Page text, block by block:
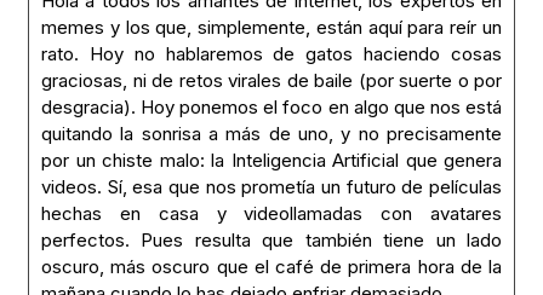
memes y los que, simplemente, están aquí para reír un
rato. Hoy no hablaremos de gatos haciendo cosas
graciosas, ni de retos virales de baile (por suerte o por
desgracia). Hoy ponemos el foco en algo que nos está
quitando la sonrisa a más de uno, y no precisamente
por un chiste malo: la Inteligencia Artificial que genera
videos. Sí, esa que nos prometía un futuro de películas
hechas en casa y videollamadas con avatares
perfectos. Pues resulta que también tiene un lado
oscuro, más oscuro que el café de primera hora de la